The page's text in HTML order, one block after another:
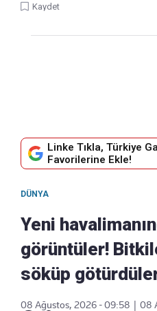
Kaydet
Linke Tıkla, Türkiye
Favorilerine Ekle!
DÜNYA
Yeni
görüntüler!
söküp
08 Ağustos, 2026 - 09:58
08